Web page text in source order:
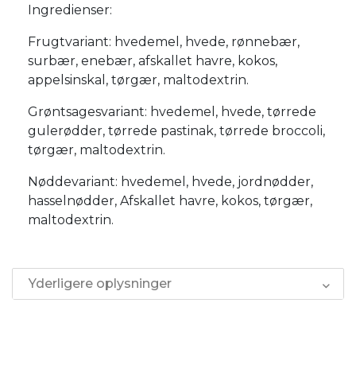
Ingredienser:
Frugtvariant: hvedemel, hvede, rønnebær,
surbær, enebær, afskallet havre, kokos,
appelsinskal, tørgær, maltodextrin.
Grøntsagesvariant: hvedemel, hvede, tørrede
gulerødder, tørrede pastinak, tørrede broccoli,
tørgær, maltodextrin.
Nøddevariant: hvedemel, hvede, jordnødder,
hasselnødder, Afskallet havre, kokos, tørgær,
maltodextrin.
Yderligere oplysninger